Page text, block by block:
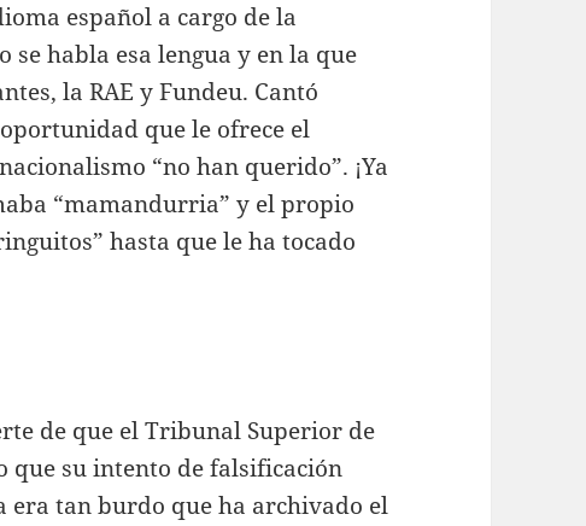
español a cargo de la
habla esa lengua y en la que
la RAE y Fundeu. Cantó
que le ofrece el
“no han querido”. ¡Ya
“mamandurria” y el propio
hasta que le ha tocado
de que el Tribunal Superior de
que su intento de falsificación
era tan burdo que ha archivado el